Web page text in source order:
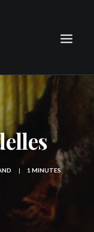
| 1 MINUTES